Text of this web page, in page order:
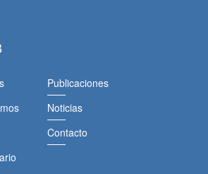
Publicaciones
Noticias
Contacto